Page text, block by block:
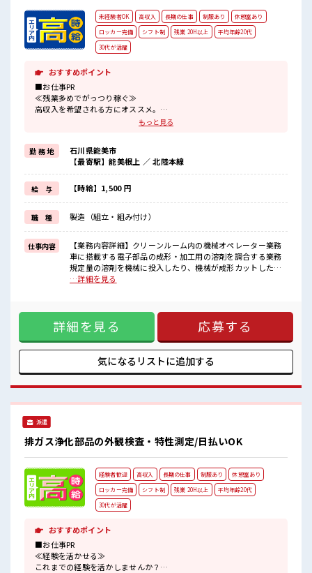
未経験者OK 高収入 長期の仕事 制服あり
休憩室あり
ロッカー完備
シフト制 残業 20H以上
平均年齢20代
30代が活躍
おすすめポイント
■お仕事PR
≪残業多めでがっつり稼ぐ≫
高収入を希望される方にオススメ。
残業は月20時間以上あります♪
制服があるので、
毎日の服装の悩み解消♪
≪未経験の方も大カンゲイ≫
新しいことにチャレンジするのは不安だけど、
しっかり働く環境が整っています！
イチからスキルUP・ステップUP目指していきましょう！
≪収入アップを目指せる≫
高時給だらけの派遣のお仕事です！
■職場の雰囲気
20代活躍中のフレッシュな職場です☆
一息つける休憩スペースもあります！
職場にはロッカー完備！
稼ぎたい方は必見！
もっと見る
勤 務 地
石川県能美市
【最寄駅】能美根上 ／ 北陸本線
給 与 【時給】1,500 円
職 種 製造（組立・組み付け）
仕事内容
【業務内容詳細】クリーンルーム内の機械オペレーター業務
車に搭載する電子部品の成形・加工用の溶剤を調合する業務
規定量の溶剤を機械に投入したり、機械が成形カットした複
数のシートを手作業で重ね、機械に投入し圧着させます。動
つり稼ぐ≫ 高収入を希望される方にオススメ。 残業は月20時
間以上あります♪ ≪動きやすい制服アリ≫ 制服があるので、
毎日の服装の悩み解消♪ ≪未経験の方も大カンゲイ≫ 新しい
ことにチャレンジするのは不安だけど、 しっかり働く環境が
整っています！ イチからスキルUP・ステップUP目指してい
きましょう！ ≪収入アップを目指せる≫ 高時給だらけの派遣
場です☆ 一息つける休憩スペースもあります！ 職場にはロッ
カー完備！ 私物の置きすぎには注意が必要ですね★ 残業多
…詳細を見る
詳細を見る 応募する
気になるリストに追加する
派遣
排ガス浄化部品の外観検査・特性測定/日払いOK
経験者歓迎 高収入 長期の仕事 制服あり
休憩室あり
ロッカー完備
シフト制 残業 20H以上
平均年齢20代
30代が活躍
おすすめポイント
■お仕事PR
≪経験を活かせる≫
これまでの経験を活かしませんか？